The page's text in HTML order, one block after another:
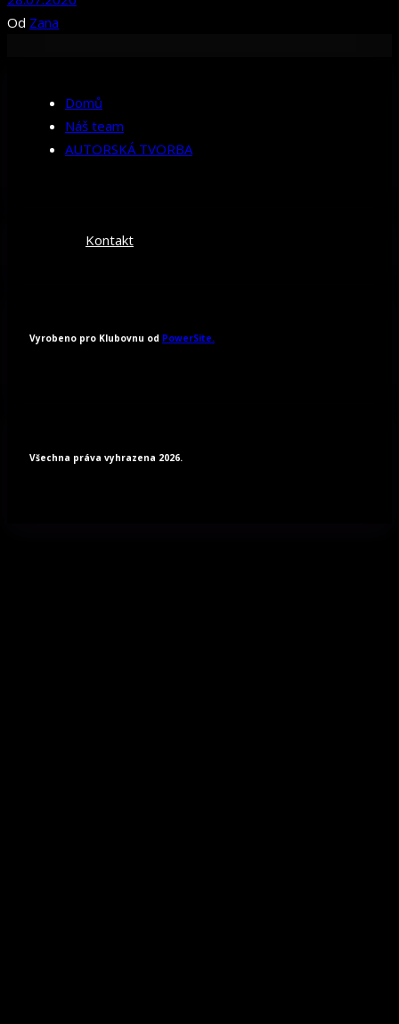
Od Zana
Domů
Náš team
AUTORSKÁ TVORBA
Kontakt
Vyrobeno pro Klubovnu od PowerSite.
Všechna práva vyhrazena 2026.